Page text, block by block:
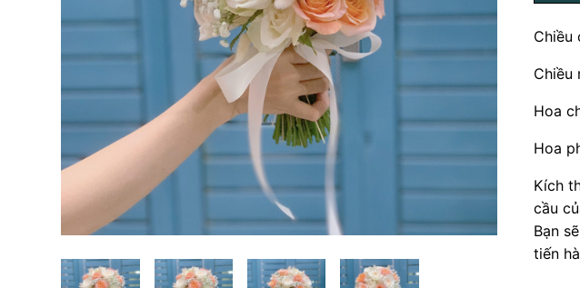
Chiều
Chiều
Hoa
Hoa
Kích
cầu
Bạn
tiến